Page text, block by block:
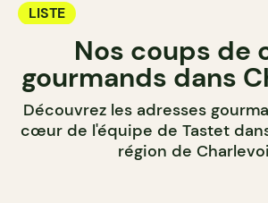
LISTE
Nos coups de
gourmands dans
Découvrez les adresses
cœur de l'équipe de Tastet
région de